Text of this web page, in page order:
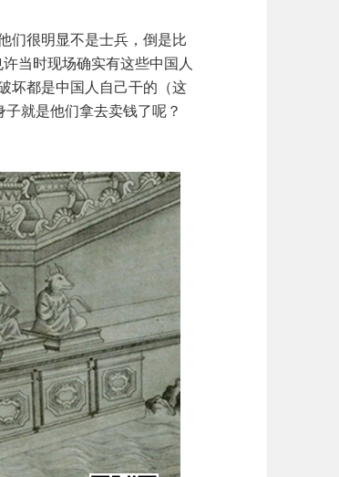
们很明显不是士兵，倒是比
当时现场确实有这些中国人
坏都是中国人自己干的（这
就是他们拿去卖钱了呢？